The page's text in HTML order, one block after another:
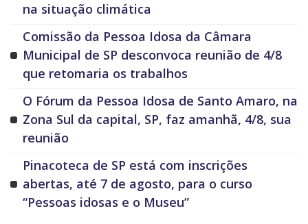
na situação climática
Comissão da Pessoa Idosa da Câmara
Municipal de SP desconvoca reunião de 4/8
que retomaria os trabalhos
O Fórum da Pessoa Idosa de Santo Amaro, na
Zona Sul da capital, SP, faz amanhã, 4/8, sua
reunião
Pinacoteca de SP está com inscrições
abertas, até 7 de agosto, para o curso
“Pessoas idosas e o Museu”